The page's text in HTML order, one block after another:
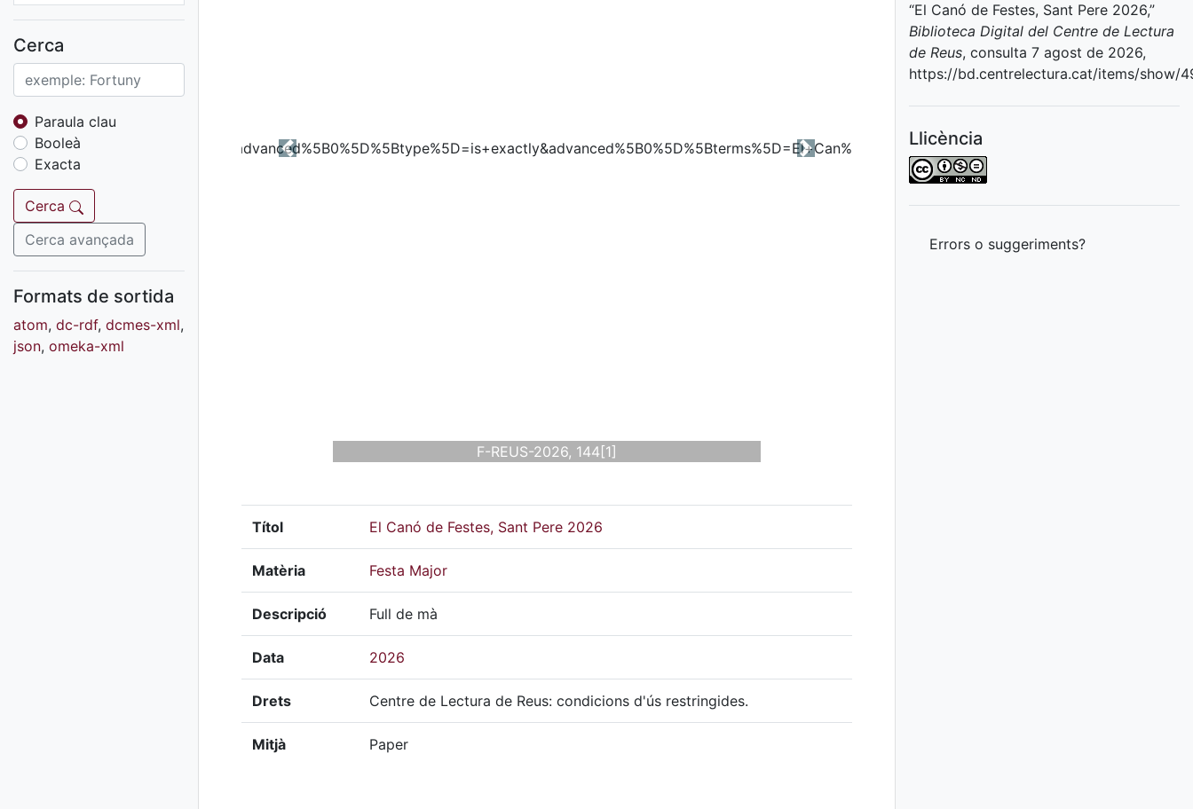
Fons sonor de Ràdio
Reus
Cartells
Fons audiovisual
Fons local
Fons sonor
Goigs
Fons fotogràfic
Fons d'art
Cerca
Paraula clau
Booleà
Exacta
Cerca
Cerca avançada
Formats de sortida
atom, dc-rdf, dcmes-xml,
json, omeka-xml
F-REUS-2026, 144[1]
Previous Next
Títol El Canó de Festes, Sant Pere 2026
Matèria Festa Major
Descripció Full de mà
Data 2026
Drets Centre de Lectura de Reus: condicions d'ús restringides.
Mitjà Paper
“El Canó de Festes, Sant Pere 2026,”
Biblioteca Digital del Centre de Lectura
de Reus, consulta 7 agost de 2026,
https://bd.centrelectura.cat/items/show/
Llicència
Errors o suggeriments?